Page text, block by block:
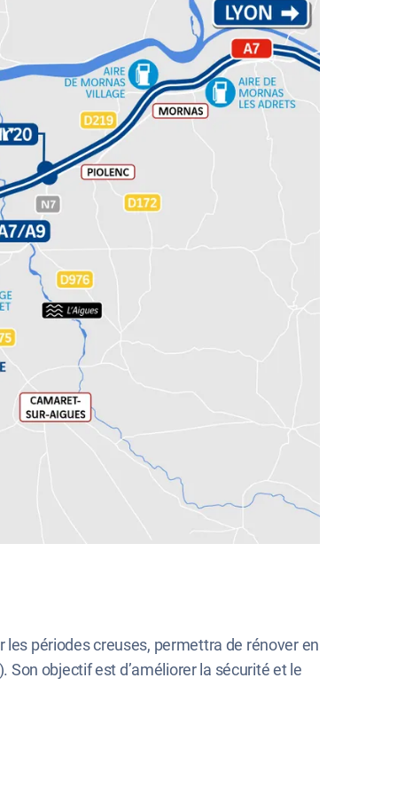
périodes creuses, permettra de rénover en
objectif est d’améliorer la sécurité et le